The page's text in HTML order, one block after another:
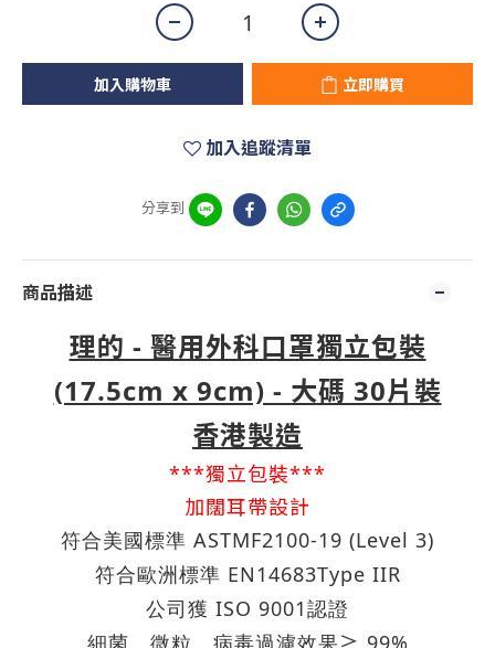
加入購物車 立即購買
加入追蹤清單
分享到
商品描述
理的 - 醫用外科口罩獨立包裝
(17.5cm x 9cm) - 大碼 30片裝
香港製造
***獨立包裝***
加闊耳帶設計
符合美國標準 ASTMF2100-19 (Level 3)
符合歐洲標準 EN14683Type IIR
公司獲 ISO 9001 認證
細菌、微粒、病毒過濾效果 ≥ 99%